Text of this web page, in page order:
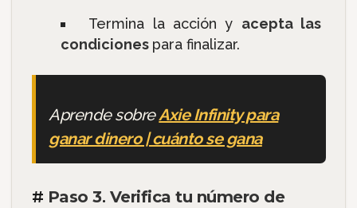
Termina la acción y acepta las
condiciones para finalizar.
Aprende sobreAxie Infinity para
ganar dinero | cuánto se gana
# Paso 3. Verifica tu número de